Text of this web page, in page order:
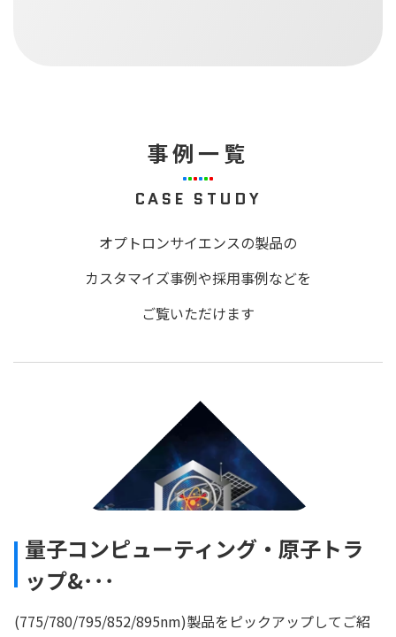
事例一覧
CASE STUDY
オプトロンサイエンスの製品の
カスタマイズ事例や採用事例などを
ご覧いただけます
量子コンピューティング・原子トラ
ップ&･･･
(775/780/795/852/895nm)製品をピックアップしてご紹